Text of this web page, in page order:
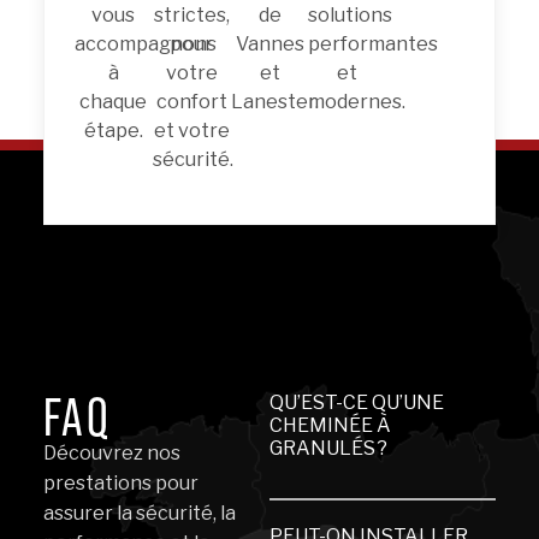
vous
accompagnons
à
chaque
étape.
strictes,
pour
votre
confort
et votre
sécurité.
de
Vannes
et
Lanester.
solutions
performantes
et
modernes.
FAQ
Découvrez nos
prestations pour
assurer la sécurité, la
QU’EST-CE QU’UNE
CHEMINÉE À
GRANULÉS ?
Une cheminée à
granulés fonctionne